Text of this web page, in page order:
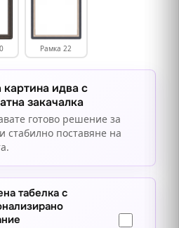
Рамка 22
картина идва с
закачалка
готово решение за
стабилно поставяне на
табелка с